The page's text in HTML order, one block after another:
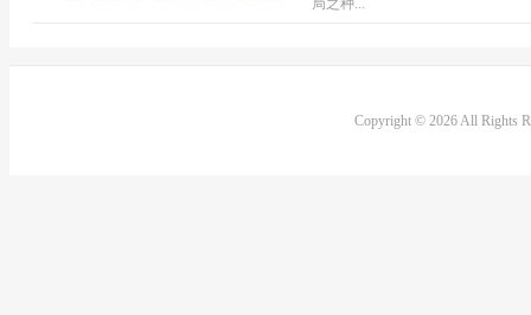
局之种...
Copyright © 2026 All Rights